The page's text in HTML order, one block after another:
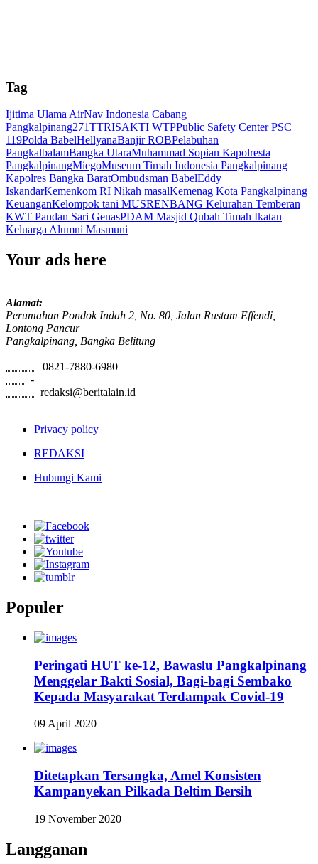
Tag
Ijitima Ulama AirNav Indonesia Cabang
Pangkalpinang271TTRISAKTI WTPPublic Safety Center PSC
119Polda BabelHellyanaBanjir ROBPelabuhan
PangkalbalamBangka UtaraMuhammad Sopian Kapolresta
PangkalpinangMiegoMuseum Timah Indonesia Pangkalpinang
Kapolres Bangka BaratOmbudsman BabelEddy
IskandarKemenkom RI Nikah masalKemenag Kota Pangkalpinang
KeuanganKelompok tani MUSRENBANG Kelurahan Temberan
KWT Pandan Sari GenasPDAM Masjid Qubah Timah Ikatan
Keluarga Alumni Masmuni
Your ads here
Alamat:
Perumahan Pondok Indah 2, No. 80, Jalan Rustam Effendi,
Lontong Pancur
Pangkalpinang, Bangka Belitung
0821-7880-6980
-
redaksi@beritalain.id
Privacy policy
REDAKSI
Hubungi Kami
Populer
Peringati HUT ke-12, Bawaslu Pangkalpinang
Menggelar Bakti Sosial, Bagi-bagi Sembako
Kepada Masyarakat Terdampak Covid-19
09 April 2020
Ditetapkan Tersangka, Amel Konsisten
Kampanyekan Pilkada Beltim Bersih
19 November 2020
Langganan